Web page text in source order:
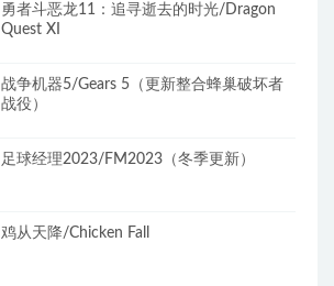
勇者斗恶龙11：追寻逝去的时光/Dragon
Quest XI
战争机器5/Gears 5（更新整合蜂巢破坏者
战役）
足球经理2023/FM2023（冬季更新）
鸡从天降/Chicken Fall